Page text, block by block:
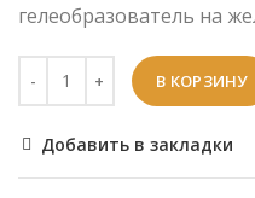
гелеобразователь на
В КОРЗИНУ
Добавить в закладки